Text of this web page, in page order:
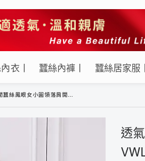
衣丨 蠶絲內褲丨 蠶絲居家服丨
小圓領落肩開襟襯衫-VWL3BA12PM(灰底白線)
透